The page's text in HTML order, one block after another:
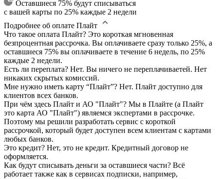
Оставшиеся 75% будут списываться
с вашей карты по 25% каждые 2 недели
Подробнее об оплате Плайт
Что такое оплата Плайт? Это короткая мгновенная
безпроцентная рассрочка. Вы оплачиваете сразу только 25%, а
оставшиеся 75% вы оплачиваете в течение 6 недель, по 25%
каждые 2 недели.
Есть ли переплата? Нет. Вы ничего не переплачиваетей. Нет
никаких скрытых комиссий.
Мне нужно иметь карту “Плайт”? Нет. Плайт доступно для
клиентов всех банков.
При чём здесь Плайт и АО "Плайт"? Мы в Плайте (а Плайт
это карта АО "Плайт") являемся экспертами в рассрочке.
Поэтому мы решили разработать сервис с короткой
рассрочкой, который будет доступен всем клиентам с картами
любых банков.
Это кредит? Нет, это не кредит. Кредитный договор не
оформляется.
Как будут списывать деньги за оставшиеся части? Всё
работает также как в сервисах подписки, например,